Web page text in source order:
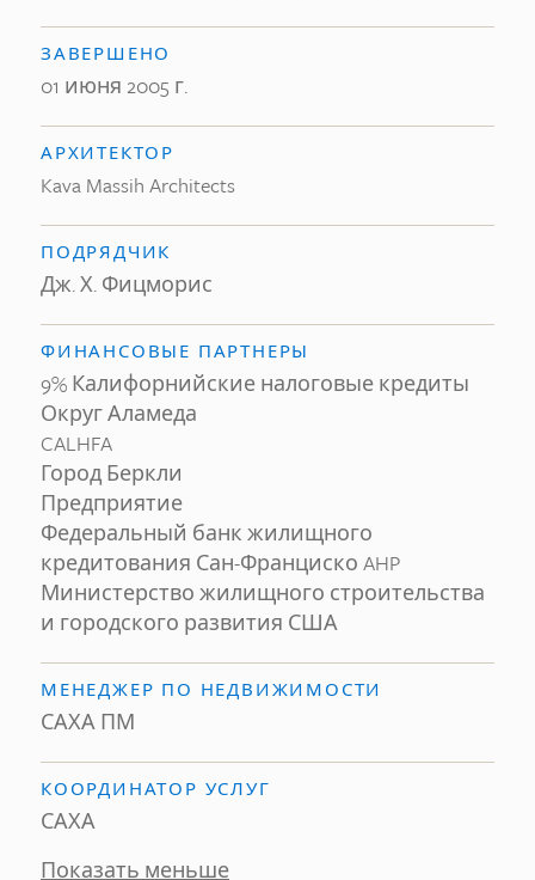
ЗАВЕРШЕНО
01 июня 2005 г.
АРХИТЕКТОР
Kava Massih Architects
ПОДРЯДЧИК
Дж. Х. Фицморис
ФИНАНСОВЫЕ ПАРТНЕРЫ
9% Калифорнийские налоговые кредиты
Округ Аламеда
CALHFA
Город Беркли
Предприятие
Федеральный банк жилищного
кредитования Сан-Франциско AHP
Министерство жилищного строительства
и городского развития США
МЕНЕДЖЕР ПО НЕДВИЖИМОСТИ
САХА ПМ
КООРДИНАТОР УСЛУГ
САХА
Показать меньше